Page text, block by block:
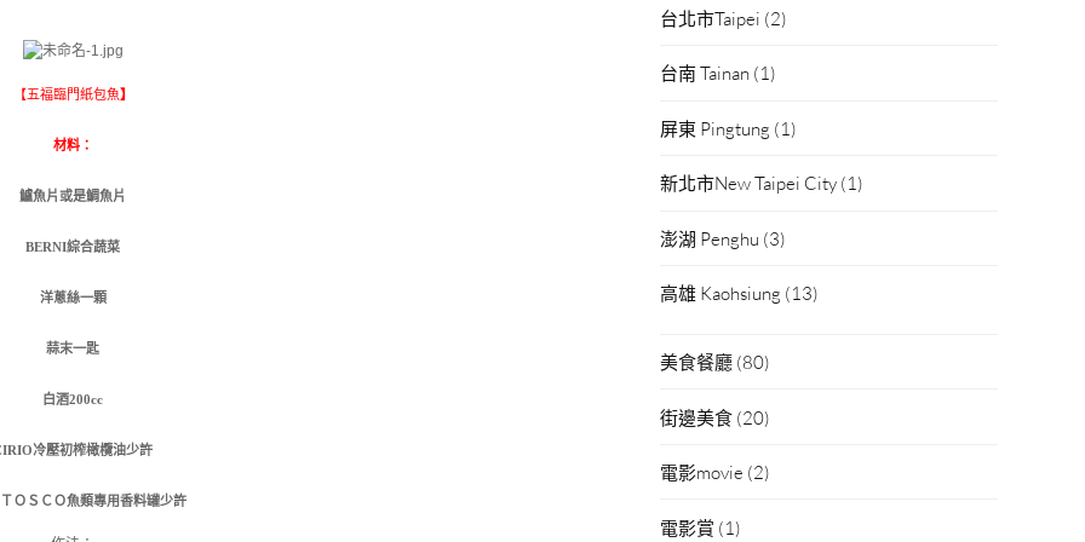
【五福臨門紙包魚】
材料：
鱸魚片或是鯛魚片
BERNI綜合蔬菜
洋蔥絲一顆
蒜末一匙
白酒200cc
冷壓初榨橄欖油少許
ＯＳＣＯ魚類專用香料罐少許
台北市Taipei (2)
台南 Tainan (1)
屏東 Pingtung (1)
新北市New Taipei City (1)
澎湖 Penghu (3)
高雄 Kaohsiung (13)
美食餐廳 (80)
街邊美食 (20)
電影movie (2)
電影賞 (1)